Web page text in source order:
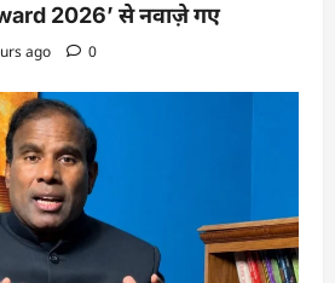
2026’ से नवाज़े गए
ago 0